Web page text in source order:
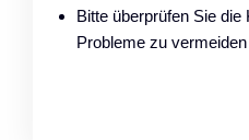
Bitte überprüfen Sie die
Probleme zu vermeiden